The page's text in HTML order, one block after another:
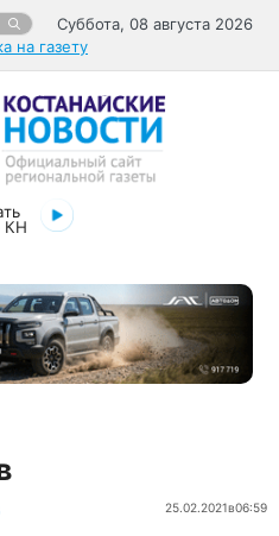
Суббота, 08 августа 2026
на газету
КН
25.02.2021в06:59